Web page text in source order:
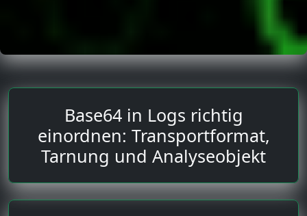
Base64 in Logs richtig
einordnen: Transportformat,
Tarnung und Analyseobjekt